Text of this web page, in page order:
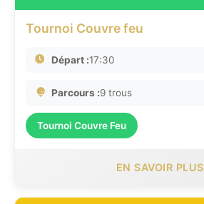
Tournoi Couvre feu
Départ :17:30
Parcours :9 trous
Tournoi Couvre Feu
EN SAVOIR PLUS